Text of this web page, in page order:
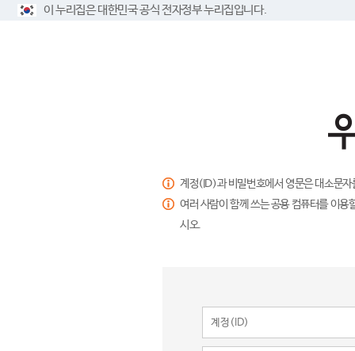
이 누리집은 대한민국 공식 전자정부 누리집입니다.
계정(ID)과 비밀번호에서 영문은 대소문
여러 사람이 함께 쓰는 공용 컴퓨터를 이
시오.